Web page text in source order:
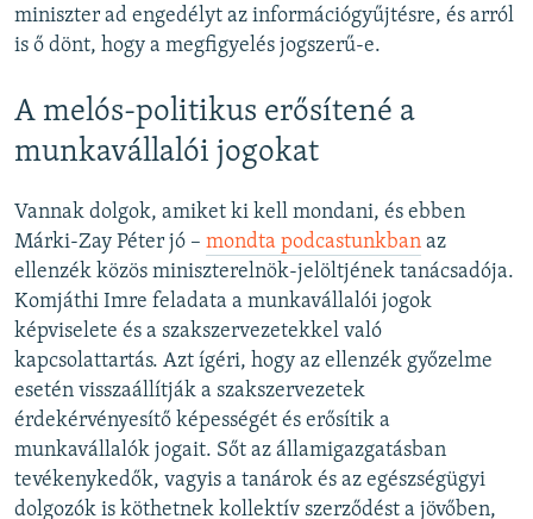
miniszter ad engedélyt az információgyűjtésre, és arról
is ő dönt, hogy a megfigyelés jogszerű-e.
A melós-politikus erősítené a
munkavállalói jogokat
Vannak dolgok, amiket ki kell mondani, és ebben
Márki-Zay Péter jó – mondta podcastunkban az
ellenzék közös miniszterelnök-jelöltjének tanácsadója.
Komjáthi Imre feladata a munkavállalói jogok
képviselete és a szakszervezetekkel való
kapcsolattartás. Azt ígéri, hogy az ellenzék győzelme
esetén visszaállítják a szakszervezetek
érdekérvényesítő képességét és erősítik a
munkavállalók jogait. Sőt az államigazgatásban
tevékenykedők, vagyis a tanárok és az egészségügyi
dolgozók is köthetnek kollektív szerződést a jövőben,